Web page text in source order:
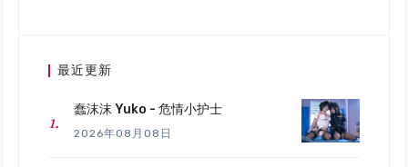
最近更新
蠢沫沫 Yuko - 危情小护士
2026年08月08日